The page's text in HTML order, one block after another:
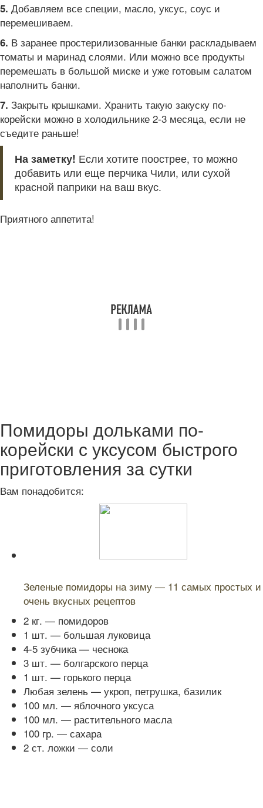
5. Добавляем все специи, масло, уксус, соус и
перемешиваем.
6. В заранее простерилизованные банки раскладываем
томаты и маринад слоями. Или можно все продукты
перемешать в большой миске и уже готовым салатом
наполнить банки.
7. Закрыть крышками. Хранить такую закуску по-
корейски можно в холодильнике 2-3 месяца, если не
съедите раньше!
На заметку! Если хотите поострее, то можно
добавить или еще перчика Чили, или сухой
красной паприки на ваш вкус.
Приятного аппетита!
Помидоры дольками по-
корейски с уксусом быстрого
приготовления за сутки
Вам понадобится:
Зеленые помидоры на зиму — 11 самых простых и
очень вкусных рецептов
2 кг. — помидоров
1 шт. — большая луковица
4-5 зубчика — чеснока
3 шт. — болгарского перца
1 шт. — горького перца
Любая зелень — укроп, петрушка, базилик
100 мл. — яблочного уксуса
100 мл. — растительного масла
100 гр. — сахара
2 ст. ложки — соли